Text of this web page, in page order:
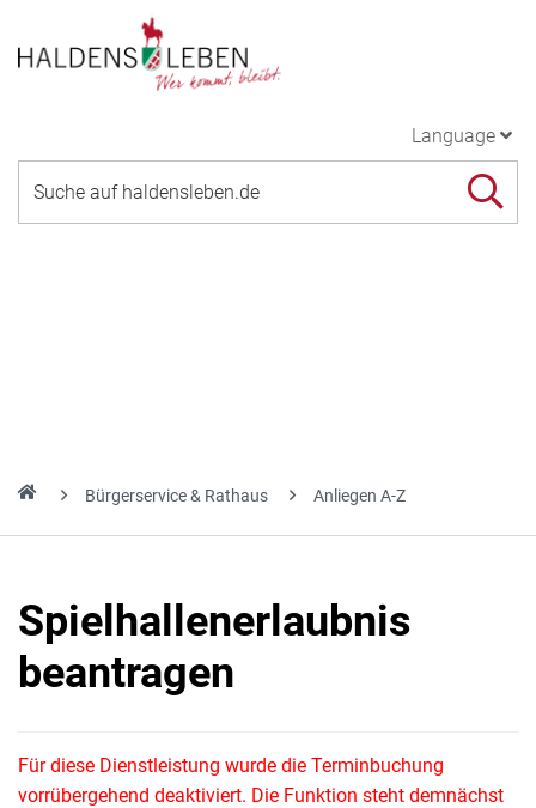
Language
Bürgerservice & Rathaus Anliegen A-Z
Spielhallenerlaubnis
beantragen
Für diese Dienstleistung wurde die Terminbuchung
vorrübergehend deaktiviert. Die Funktion steht demnächst